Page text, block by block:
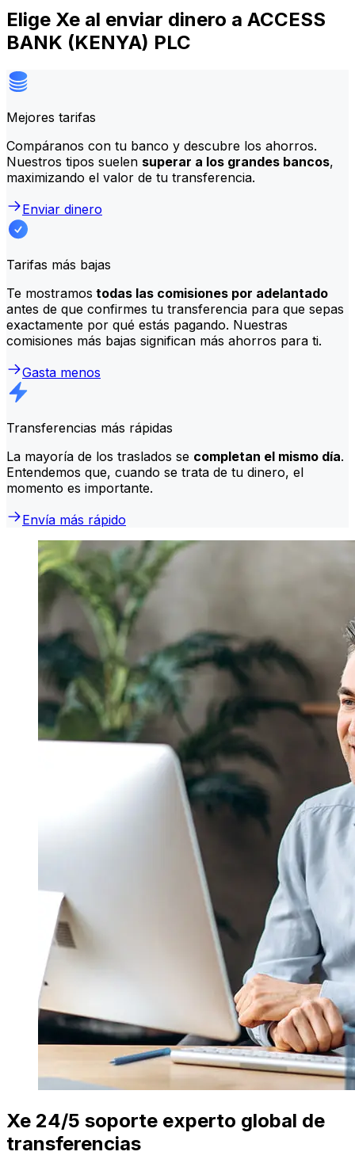
Elige Xe al enviar dinero a ACCESS
BANK (KENYA) PLC
Mejores tarifas
Compáranos con tu banco y descubre los ahorros.
Nuestros tipos suelen superar a los grandes bancos,
maximizando el valor de tu transferencia.
Enviar dinero
Tarifas más bajas
Te mostramos todas las comisiones por adelantado
antes de que confirmes tu transferencia para que sepas
exactamente por qué estás pagando. Nuestras
comisiones más bajas significan más ahorros para ti.
Gasta menos
Transferencias más rápidas
La mayoría de los traslados se completan el mismo día.
Entendemos que, cuando se trata de tu dinero, el
momento es importante.
Envía más rápido
Xe 24/5 soporte experto global de
transferencias